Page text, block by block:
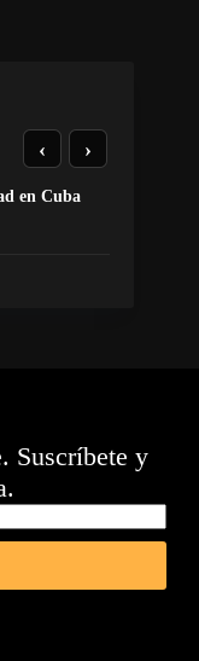
en Cuba
‹ ›
Suscríbete y